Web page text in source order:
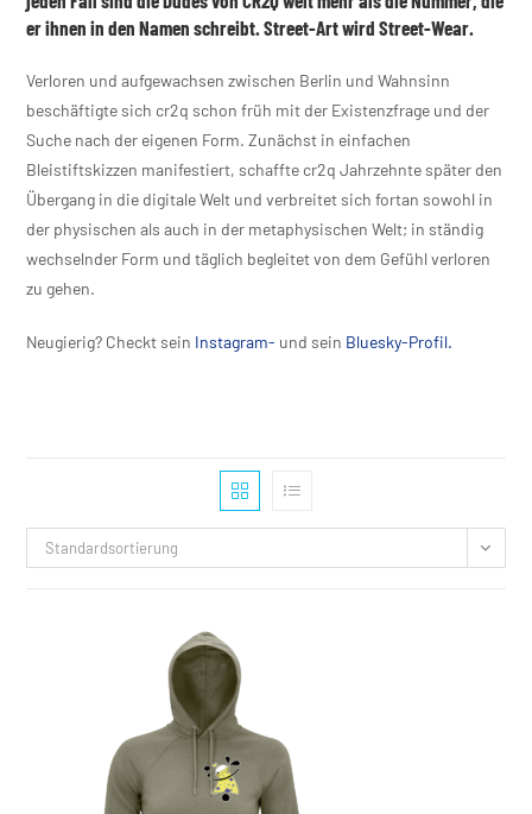
er ihnen in den Namen schreibt. Street-Art wird Street-Wear.
Verloren und aufgewachsen zwischen Berlin und Wahnsinn
beschäftigte sich cr2q schon früh mit der Existenzfrage und der
Suche nach der eigenen Form. Zunächst in einfachen
Bleistiftskizzen manifestiert, schaffte cr2q Jahrzehnte später den
Übergang in die digitale Welt und verbreitet sich fortan sowohl in
der physischen als auch in der metaphysischen Welt; in ständig
wechselnder Form und täglich begleitet von dem Gefühl verloren
zu gehen.
Neugierig? Checkt sein Instagram- und sein Bluesky-Profil.
Standardsortierung